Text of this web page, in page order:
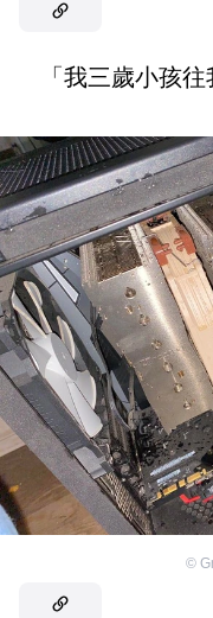
「我三歲小孩
©